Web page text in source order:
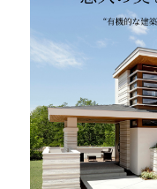
Groovin’
nattoku住宅
Glass Arts
Blue Style